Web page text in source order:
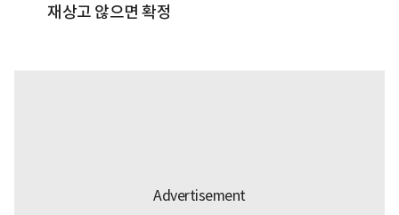
재상고 않으면 확정